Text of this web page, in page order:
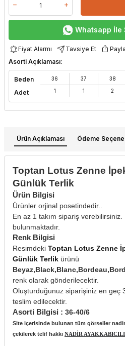
Whatsapp İle
Fiyat Alarmı Tavsiye Et
Asorti Açıklaması:
Beden
Adet
36
1
37
1
38
2
Ürün Açıklaması Ödeme
Toptan Lotus Zenne
Günlük Terlik
Ürün Bilgisi
Ürünler orjinal posetindedir..
En az 1 takım sipariş verebilirsiniz.
bulunmaktadır.
Renk Bilgisi
Resimdeki Toptan Lotus Zenne
Günlük Terlik ürünü
renk olarak gönderilecektir.
Oluşturduğunuz siparişiniz en geç
teslim edilecektir.
Asorti Bilgisi : 36-40/6
Site içerisinde bulunan tüm görseller
çekilerek telif hakkı NADİR